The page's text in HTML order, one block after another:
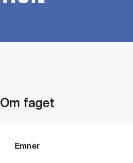
Om faget
Emner